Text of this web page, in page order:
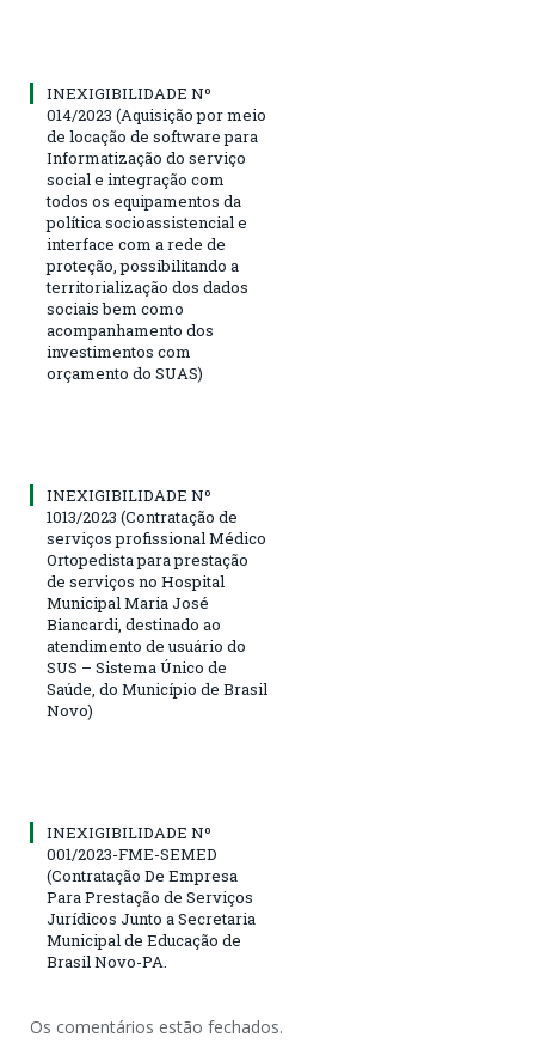
INEXIGIBILIDADE Nº
014/2023 (Aquisição por meio
de locação de software para
Informatização do serviço
social e integração com
todos os equipamentos da
política socioassistencial e
interface com a rede de
proteção, possibilitando a
territorialização dos dados
sociais bem como
acompanhamento dos
investimentos com
orçamento do SUAS)
INEXIGIBILIDADE Nº
1013/2023 (Contratação de
serviços profissional Médico
Ortopedista para prestação
de serviços no Hospital
Municipal Maria José
Biancardi, destinado ao
atendimento de usuário do
SUS – Sistema Único de
Saúde, do Município de Brasil
Novo)
INEXIGIBILIDADE Nº
001/2023-FME-SEMED
(Contratação De Empresa
Para Prestação de Serviços
Jurídicos Junto a Secretaria
Municipal de Educação de
Brasil Novo-PA.
Os comentários estão fechados.